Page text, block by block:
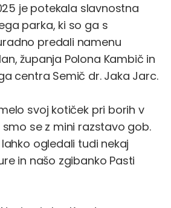
je potekala slavnostna
parka, ki so ga s
predali namenu
županja Polona Kambič in
centra Semič dr. Jaka Jarc.
svoj kotiček pri borih v
smo se z mini razstavo gob.
ogledali tudi nekaj
in našo zgibanko Pasti